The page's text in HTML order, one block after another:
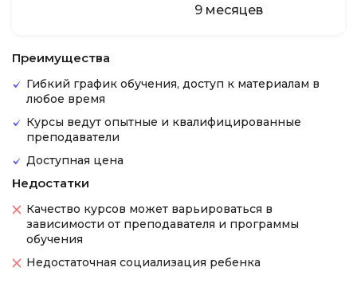
9 месяцев
Преимущества
Гибкий график обучения, доступ к материалам в
любое время
Курсы ведут опытные и квалифицированные
преподаватели
Доступная цена
Недостатки
Качество курсов может варьироваться в
зависимости от преподавателя и программы
обучения
Недостаточная социализация ребенка